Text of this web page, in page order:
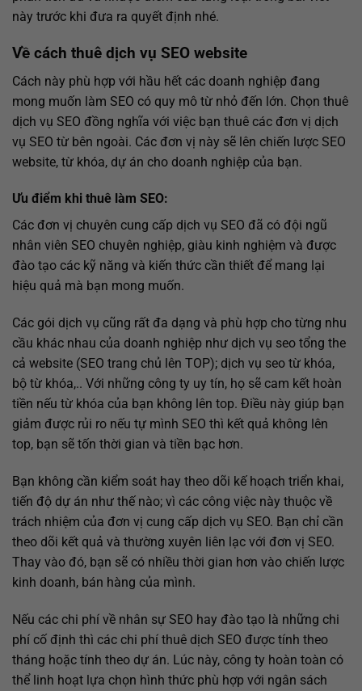
này trước khi đưa ra quyết định nhé.
Về cách thuê dịch vụ SEO website
Cách này phù hợp với hầu hết các doanh nghiệp đang
mong muốn làm SEO có quy mô từ nhỏ đến lớn. Chọn thuê
dịch vụ SEO đồng nghĩa với việc bạn thuê các đơn vị dịch
vụ SEO từ bên ngoài. Các đơn vị này sẽ lên chiến lược SEO
website, từ khóa, dự án cho doanh nghiệp của bạn.
Ưu điểm khi thuê làm SEO:
Các đơn vị chuyên cung cấp dịch vụ SEO đã có đội ngũ
nhân viên SEO chuyên nghiệp, giàu kinh nghiệm và được
đào tạo các kỹ năng và kiến thức cần thiết để mang lại
hiệu quả mà bạn mong muốn.
Các gói dịch vụ cũng rất đa dạng và phù hợp cho từng nhu
cầu khác nhau của doanh nghiệp như dịch vụ seo tổng the
cả website (SEO trang chủ lên TOP); dịch vụ seo từ khóa,
bộ từ khóa,.. Với những công ty uy tín, họ sẽ cam kết hoàn
tiền nếu từ khóa của bạn không lên top. Điều này giúp bạn
giảm được rủi ro nếu tự mình SEO thì kết quả không lên
top, bạn sẽ tốn thời gian và tiền bạc hơn.
Bạn không cần kiểm soát hay theo dõi kế hoạch triển khai,
tiến độ dự án như thế nào; vì các công việc này thuộc về
trách nhiệm của đơn vị cung cấp dịch vụ SEO. Bạn chỉ cần
theo dõi kết quả và thường xuyên liên lạc với đơn vị SEO.
Thay vào đó, bạn sẽ có nhiều thời gian hơn vào chiến lược
kinh doanh, bán hàng của mình.
Nếu các chi phí về nhân sự SEO hay đào tạo là những chi
phí cố định thì các chi phí thuê dịch SEO được tính theo
tháng hoặc tính theo dự án. Lúc này, công ty hoàn toàn có
thể linh hoạt lựa chọn hình thức phù hợp với ngân sách